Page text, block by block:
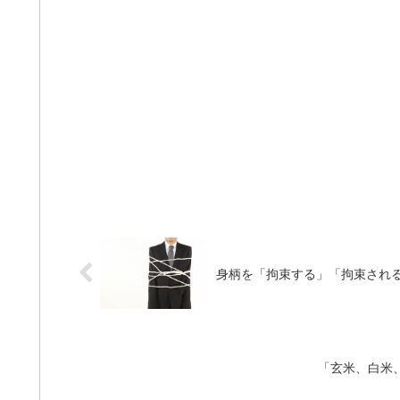
身柄を「拘束する」「拘束され
「玄米、白